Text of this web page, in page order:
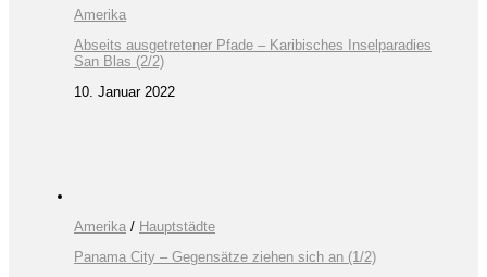
Amerika
Abseits ausgetretener Pfade – Karibisches Inselparadies
San Blas (2/2)
10. Januar 2022
Amerika / Hauptstädte
Panama City – Gegensätze ziehen sich an (1/2)